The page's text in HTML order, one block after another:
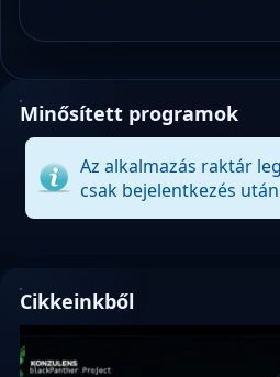
Minősített programok
Az alkalmazás raktár
csak bejelentkezés
Cikkeinkből